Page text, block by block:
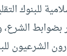
للبنوك
الشرع،
الشرعيون